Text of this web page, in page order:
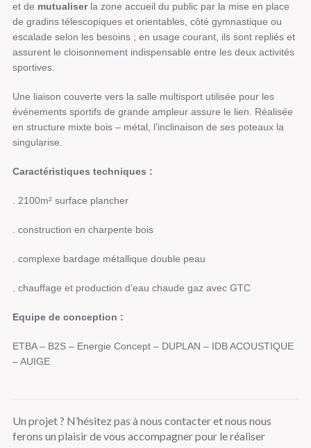
et de mutualiserla zone accueil du public par la mise en place
de gradins télescopiques et orientables, côté gymnastique ou
escalade selon les besoins ; en usage courant, ils sont repliés et
assurent le cloisonnement indispensable entre les deux activités
sportives.
Une liaison couverte vers la salle multisport utilisée pour les
événements sportifs de grande ampleur assure le lien. Réalisée
en structure mixte bois – métal, l’inclinaison de ses poteaux la
singularise.
Caractéristiques techniques :
. 2100m² surface plancher
. construction en charpente bois
. complexe bardage métallique double peau
. chauffage et production d’eau chaude gaz avec GTC
Equipe de conception :
ETBA – B2S – Energie Concept – DUPLAN – IDB ACOUSTIQUE
– AUIGE
Un projet ? N’hésitez pas à nous contacter et nous nous
ferons un plaisir de vous accompagner pour le réaliser